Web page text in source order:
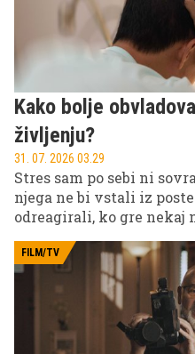
Kako bolje
življenju?
31. 07. 2026 03.29
Stres sam po sebi ni
njega ne bi vstali iz
odreagirali, ko gre nekaj
ampak postane bazično
sistema – ko se že
počitek več ne sprosti
FILM/TV